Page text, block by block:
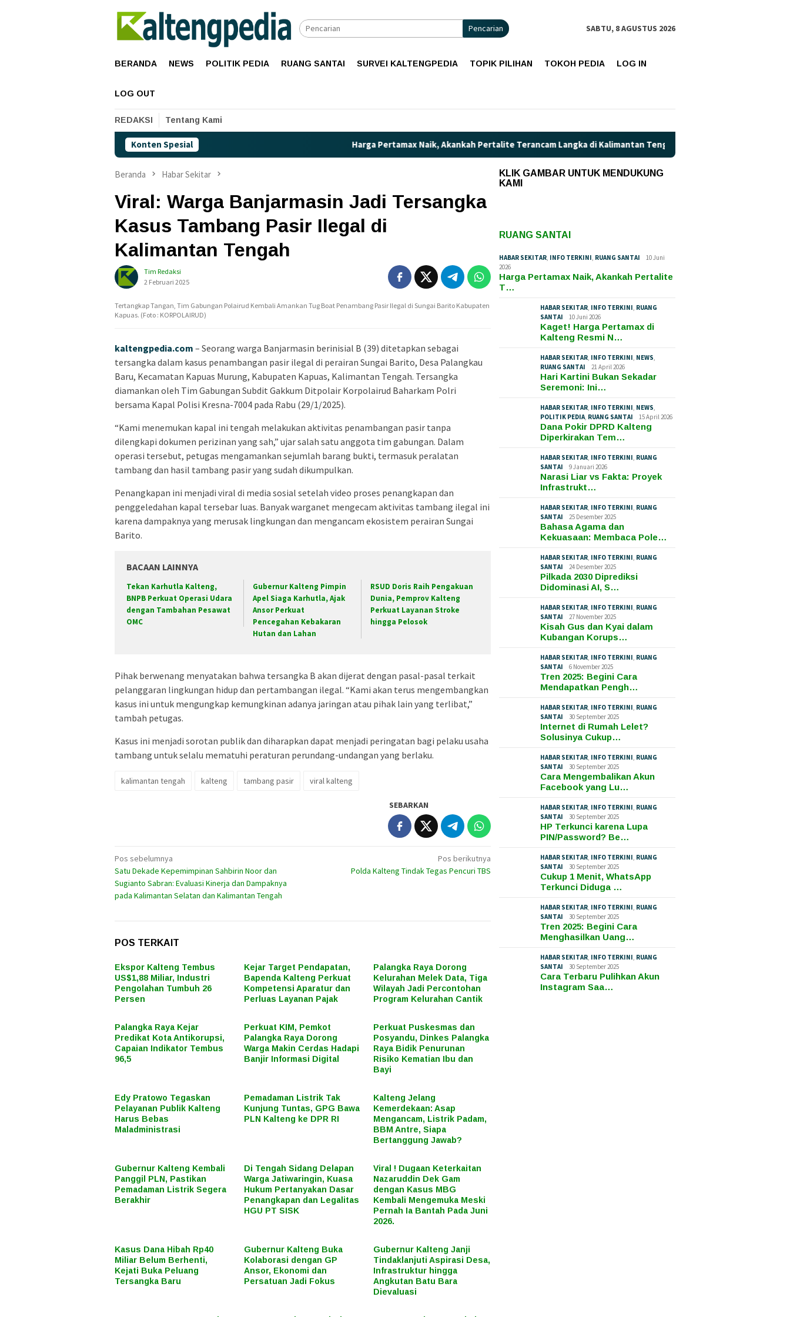
Pencarian SABTU, 8 AGUSTUS 2026
BERANDA NEWS POLITIK PEDIA RUANG SANTAI SURVEI KALTENGPEDIA TOPIK PILIHAN TOKOH PEDIA LOG IN
LOG OUT
REDAKSI Tentang Kami
Konten Spesial Harga Pertamax Naik, Akankah Pertalite Terancam Langka di Kalimantan Tengah?
Beranda Habar Sekitar
Viral: Warga Banjarmasin Jadi Tersangka
Kasus Tambang Pasir Ilegal di
Kalimantan Tengah
Tim Redaksi
2 Februari 2025
Tertangkap Tangan, Tim Gabungan Polairud Kembali Amankan Tug Boat Penambang Pasir Ilegal di Sungai Barito Kabupaten
Kapuas. (Foto : KORPOLAIRUD)
kaltengpedia.com – Seorang warga Banjarmasin berinisial B (39) ditetapkan sebagai
tersangka dalam kasus penambangan pasir ilegal di perairan Sungai Barito, Desa Palangkau
Baru, Kecamatan Kapuas Murung, Kabupaten Kapuas, Kalimantan Tengah. Tersangka
diamankan oleh Tim Gabungan Subdit Gakkum Ditpolair Korpolairud Baharkam Polri
bersama Kapal Polisi Kresna-7004 pada Rabu (29/1/2025).
“Kami menemukan kapal ini tengah melakukan aktivitas penambangan pasir tanpa
dilengkapi dokumen perizinan yang sah,” ujar salah satu anggota tim gabungan. Dalam
operasi tersebut, petugas mengamankan sejumlah barang bukti, termasuk peralatan
tambang dan hasil tambang pasir yang sudah dikumpulkan.
Penangkapan ini menjadi viral di media sosial setelah video proses penangkapan dan
penggeledahan kapal tersebar luas. Banyak warganet mengecam aktivitas tambang ilegal ini
karena dampaknya yang merusak lingkungan dan mengancam ekosistem perairan Sungai
Barito.
BACAAN LAINNYA
Tekan Karhutla Kalteng,
BNPB Perkuat Operasi Udara
dengan Tambahan Pesawat
OMC
Gubernur Kalteng Pimpin
Apel Siaga Karhutla, Ajak
Ansor Perkuat
Pencegahan Kebakaran
Hutan dan Lahan
RSUD Doris Raih Pengakuan
Dunia, Pemprov Kalteng
Perkuat Layanan Stroke
hingga Pelosok
Pihak berwenang menyatakan bahwa tersangka B akan dijerat dengan pasal-pasal terkait
pelanggaran lingkungan hidup dan pertambangan ilegal. “Kami akan terus mengembangkan
kasus ini untuk mengungkap kemungkinan adanya jaringan atau pihak lain yang terlibat,”
tambah petugas.
Kasus ini menjadi sorotan publik dan diharapkan dapat menjadi peringatan bagi pelaku usaha
tambang untuk selalu mematuhi peraturan perundang-undangan yang berlaku.
kalimantan tengah kalteng tambang pasir viral kalteng
SEBARKAN
Navigasi
pos
Pos sebelumnya
Satu Dekade Kepemimpinan Sahbirin Noor dan
Sugianto Sabran: Evaluasi Kinerja dan Dampaknya
pada Kalimantan Selatan dan Kalimantan Tengah
Pos berikutnya
Polda Kalteng Tindak Tegas Pencuri TBS
POS TERKAIT
Ekspor Kalteng Tembus
US$1,88 Miliar, Industri
Pengolahan Tumbuh 26
Persen
Kejar Target Pendapatan,
Bapenda Kalteng Perkuat
Kompetensi Aparatur dan
Perluas Layanan Pajak
Palangka Raya Dorong
Kelurahan Melek Data, Tiga
Wilayah Jadi Percontohan
Program Kelurahan Cantik
Palangka Raya Kejar
Predikat Kota Antikorupsi,
Capaian Indikator Tembus
96,5
Perkuat KIM, Pemkot
Palangka Raya Dorong
Warga Makin Cerdas Hadapi
Banjir Informasi Digital
Perkuat Puskesmas dan
Posyandu, Dinkes Palangka
Raya Bidik Penurunan
Risiko Kematian Ibu dan
Bayi
Edy Pratowo Tegaskan
Pelayanan Publik Kalteng
Harus Bebas
Maladministrasi
Pemadaman Listrik Tak
Kunjung Tuntas, GPG Bawa
PLN Kalteng ke DPR RI
Kalteng Jelang
Kemerdekaan: Asap
Mengancam, Listrik Padam,
BBM Antre, Siapa
Bertanggung Jawab?
Gubernur Kalteng Kembali
Panggil PLN, Pastikan
Pemadaman Listrik Segera
Berakhir
Di Tengah Sidang Delapan
Warga Jatiwaringin, Kuasa
Hukum Pertanyakan Dasar
Penangkapan dan Legalitas
HGU PT SISK
Viral ! Dugaan Keterkaitan
Nazaruddin Dek Gam
dengan Kasus MBG
Kembali Mengemuka Meski
Pernah Ia Bantah Pada Juni
2026.
Kasus Dana Hibah Rp40
Miliar Belum Berhenti,
Kejati Buka Peluang
Tersangka Baru
Gubernur Kalteng Buka
Kolaborasi dengan GP
Ansor, Ekonomi dan
Persatuan Jadi Fokus
Gubernur Kalteng Janji
Tindaklanjuti Aspirasi Desa,
Infrastruktur hingga
Angkutan Batu Bara
Dievaluasi
KLIK GAMBAR UNTUK MENDUKUNG
KAMI
RUANG SANTAI
HABAR SEKITAR, INFO TERKINI, RUANG SANTAI
10 Juni
2026
Harga Pertamax Naik, Akankah Pertalite
T…
HABAR SEKITAR, INFO TERKINI, RUANG
SANTAI
10 Juni 2026
Kaget! Harga Pertamax di
Kalteng Resmi N…
HABAR SEKITAR, INFO TERKINI, NEWS,
RUANG SANTAI
21 April 2026
Hari Kartini Bukan Sekadar
Seremoni: Ini…
HABAR SEKITAR, INFO TERKINI, NEWS,
POLITIK PEDIA, RUANG SANTAI 15 April 2026
Dana Pokir DPRD Kalteng
Diperkirakan Tem…
HABAR SEKITAR, INFO TERKINI, RUANG
SANTAI
9 Januari 2026
Narasi Liar vs Fakta: Proyek
Infrastrukt…
HABAR SEKITAR, INFO TERKINI, RUANG
SANTAI
25 Desember 2025
Bahasa Agama dan
Kekuasaan: Membaca Pole…
HABAR SEKITAR, INFO TERKINI, RUANG
SANTAI
24 Desember 2025
Pilkada 2030 Diprediksi
Didominasi AI, S…
HABAR SEKITAR, INFO TERKINI, RUANG
SANTAI
27 November 2025
Kisah Gus dan Kyai dalam
Kubangan Korups…
HABAR SEKITAR, INFO TERKINI, RUANG
SANTAI
6 November 2025
Tren 2025: Begini Cara
Mendapatkan Pengh…
HABAR SEKITAR, INFO TERKINI, RUANG
SANTAI
30 September 2025
Internet di Rumah Lelet?
Solusinya Cukup…
HABAR SEKITAR, INFO TERKINI, RUANG
SANTAI
30 September 2025
Cara Mengembalikan Akun
Facebook yang Lu…
HABAR SEKITAR, INFO TERKINI, RUANG
SANTAI
30 September 2025
HP Terkunci karena Lupa
PIN/Password? Be…
HABAR SEKITAR, INFO TERKINI, RUANG
SANTAI
30 September 2025
Cukup 1 Menit, WhatsApp
Terkunci Diduga …
HABAR SEKITAR, INFO TERKINI, RUANG
SANTAI
30 September 2025
Tren 2025: Begini Cara
Menghasilkan Uang…
HABAR SEKITAR, INFO TERKINI, RUANG
SANTAI
30 September 2025
Cara Terbaru Pulihkan Akun
Instagram Saa…